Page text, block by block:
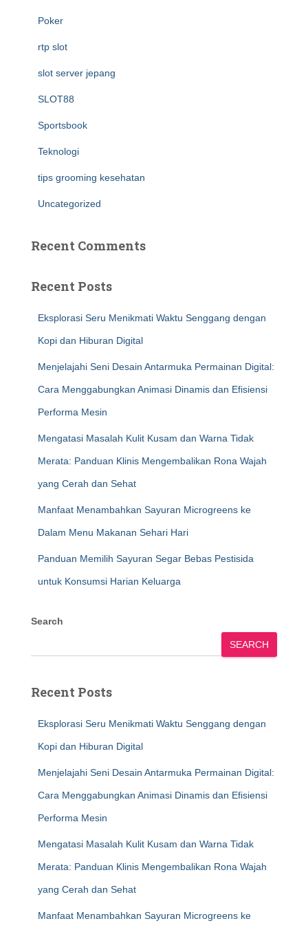
Poker
rtp slot
slot server jepang
SLOT88
Sportsbook
Teknologi
tips grooming kesehatan
Uncategorized
Recent Comments
Recent Posts
Eksplorasi Seru Menikmati Waktu Senggang dengan
Kopi dan Hiburan Digital
Menjelajahi Seni Desain Antarmuka Permainan Digital:
Cara Menggabungkan Animasi Dinamis dan Efisiensi
Performa Mesin
Mengatasi Masalah Kulit Kusam dan Warna Tidak
Merata: Panduan Klinis Mengembalikan Rona Wajah
yang Cerah dan Sehat
Manfaat Menambahkan Sayuran Microgreens ke
Dalam Menu Makanan Sehari Hari
Panduan Memilih Sayuran Segar Bebas Pestisida
untuk Konsumsi Harian Keluarga
Search
SEARCH
Recent Posts
Eksplorasi Seru Menikmati Waktu Senggang dengan
Kopi dan Hiburan Digital
Menjelajahi Seni Desain Antarmuka Permainan Digital:
Cara Menggabungkan Animasi Dinamis dan Efisiensi
Performa Mesin
Mengatasi Masalah Kulit Kusam dan Warna Tidak
Merata: Panduan Klinis Mengembalikan Rona Wajah
yang Cerah dan Sehat
Manfaat Menambahkan Sayuran Microgreens ke